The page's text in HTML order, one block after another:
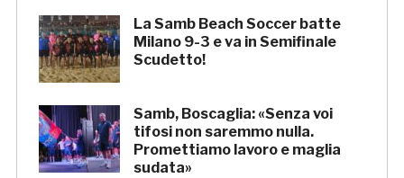
La Samb Beach Soccer batte
Milano 9-3 e va in Semifinale
Scudetto!
Samb, Boscaglia: «Senza voi
tifosi non saremmo nulla.
Promettiamo lavoro e maglia
sudata»